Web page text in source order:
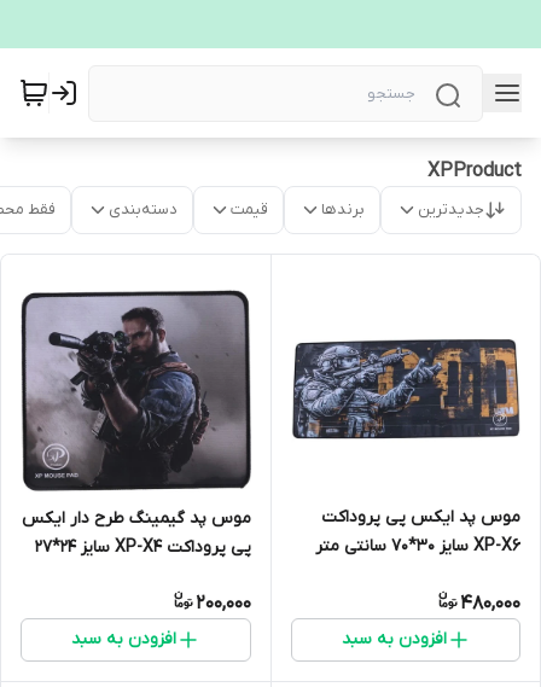
XPProduct
جدیدترین برندها قیمت دسته‌بندی فقط
موس پد ایکس پی پروداکت
XP-X6 سایز 30*70 سانتی متر
480,000
افزودن به سبد
موس پد گیمینگ طرح دار ایکس
پی پروداکت XP-X4 سایز 24*27
200,000
افزودن به سبد